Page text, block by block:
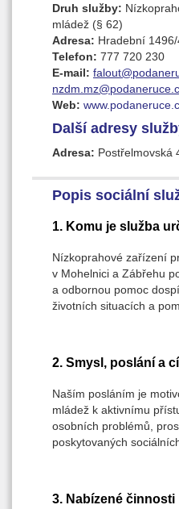
Druh služby:
mládež (§ 62)
Adresa: Hradební
Telefon: 777 720 230
E-mail:
Web:
Další adresy
Adresa: Postřelmovská
Popis sociální
1. Komu je služba
Nízkoprahové zařízení
v Mohelnici a Zábřehu
a odbornou pomoc
životních situacích a
volný čas. Cílovou
2. Smysl, poslání a
Naším posláním je
mládež k aktivnímu
osobních problémů,
poskytovaných
3. Nabízené činnosti